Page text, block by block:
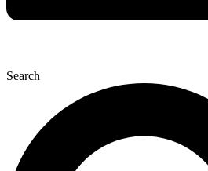
Search